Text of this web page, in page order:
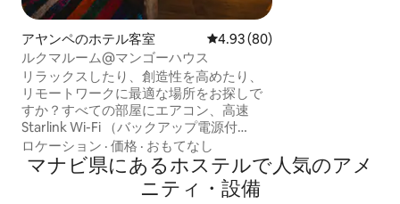
アヤンペのホテル客室 レビュー80件、5つ星中4.93つ
4.93 (80)
ルクマルーム@マンゴーハウス
リラックスしたり、創造性を高めたり、
リモートワークに最適な場所をお探しで
すか？すべての部屋にエアコン、高速
Starlink Wi-Fi （バックアップ電源付
き）、毎日の清掃、専用の温水バスルー
ム、フルキッチン、室内デスク、快適な
ベッド、専用のワークスペースをお楽し
みください。MHはまた、エリアを探索す
ロケーション · 価格 · おもてなし
マナビ県にあるホステルで人気のアメ
ニティ・設備